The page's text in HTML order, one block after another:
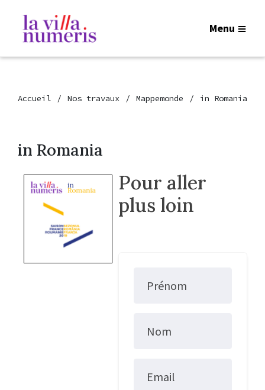
Menu
Accueil Nos travaux Mappemonde in Romania
in Romania
Pour aller
plus loin
Prénom
Nom
Email